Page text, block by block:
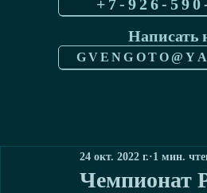
+7-926-
Написать
Чемпионат
24 окт. 2022 г. 1 мин.